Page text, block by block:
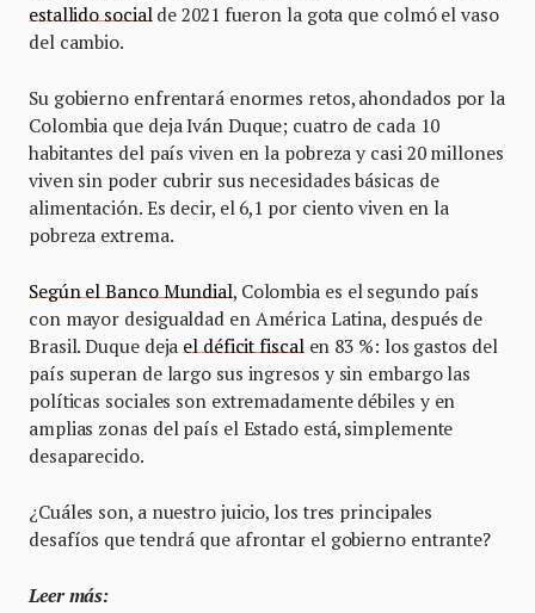
estallido social de 2021 fueron la gota que colmó el vaso
del cambio.
Su gobierno enfrentará enormes retos, ahondados por la
Colombia que deja Iván Duque; cuatro de cada 10
habitantes del país viven en la pobreza y casi 20 millones
viven sin poder cubrir sus necesidades básicas de
alimentación. Es decir, el 6,1 por ciento viven en la
pobreza extrema.
Según el Banco Mundial, Colombia es el segundo país
con mayor desigualdad en América Latina, después de
Brasil. Duque deja el déficit fiscal en 83 %: los gastos del
país superan de largo sus ingresos y sin embargo las
políticas sociales son extremadamente débiles y en
amplias zonas del país el Estado está, simplemente
desaparecido.
¿Cuáles son, a nuestro juicio, los tres principales
desafíos que tendrá que afrontar el gobierno entrante?
Leer más: